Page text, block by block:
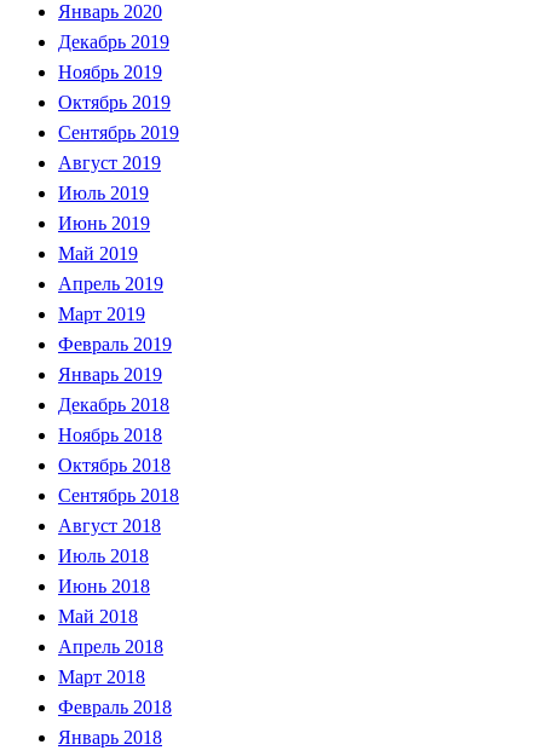
Январь 2020
Декабрь 2019
Ноябрь 2019
Октябрь 2019
Сентябрь 2019
Август 2019
Июль 2019
Июнь 2019
Май 2019
Апрель 2019
Март 2019
Февраль 2019
Январь 2019
Декабрь 2018
Ноябрь 2018
Октябрь 2018
Сентябрь 2018
Август 2018
Июль 2018
Июнь 2018
Май 2018
Апрель 2018
Март 2018
Февраль 2018
Январь 2018